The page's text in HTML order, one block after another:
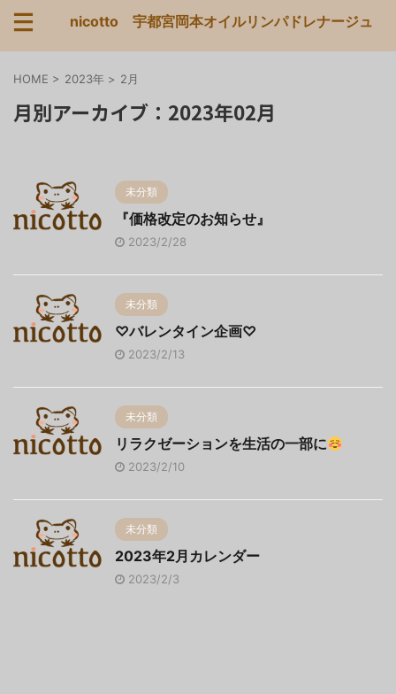
nicotto 宇都宮岡本オイルリンパドレナージュ
HOME > 2023年 > 2月
月別アーカイブ：2023年02月
未分類
『価格改定のお知らせ』
2023/2/28
未分類
♡バレンタイン企画♡
2023/2/13
未分類
リラクゼーションを生活の一部に
2023/2/10
未分類
2023年2月カレンダー
2023/2/3